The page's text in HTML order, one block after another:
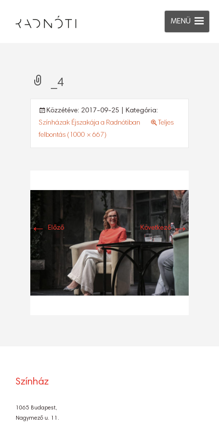
MENÜ
_4
Közzétéve: 2017-09-25 | Kategória:
Színházak Éjszakája a Radnótiban
Teljes
felbontás (1000 × 667)
← Előző Következő→
Színház
1065 Budapest,
Nagymező u. 11.